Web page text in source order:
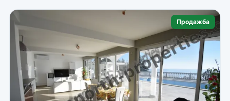
Продажба